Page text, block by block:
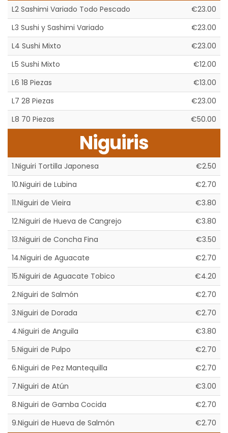
L2 Sashimi Variado Todo Pescado
€23.00
L3 Sushi y Sashimi Variado
€23.00
L4 Sushi Mixto
€23.00
L5 Sushi Mixto
€12.00
L6 18 Piezas
€13.00
L7 28 Piezas
€23.00
L8 70 Piezas
€50.00
Niguiris
1.Niguiri Tortilla Japonesa
€2.50
10.Niguiri de Lubina
€2.70
11.Niguiri de Vieira
€3.80
12.Niguiri de Hueva de Cangrejo
€3.80
13.Niguiri de Concha Fina
€3.50
14.Niguiri de Aguacate
€2.70
15.Niguiri de Aguacate Tobico
€4.20
2.Niguiri de Salmón
€2.70
3.Niguiri de Dorada
€2.70
4.Niguiri de Anguila
€3.80
5.Niguiri de Pulpo
€2.70
6.Niguiri de Pez Mantequilla
€2.70
7.Niguiri de Atún
€3.00
8.Niguiri de Gamba Cocida
€2.70
9.Niguiri de Hueva de Salmón
€2.70